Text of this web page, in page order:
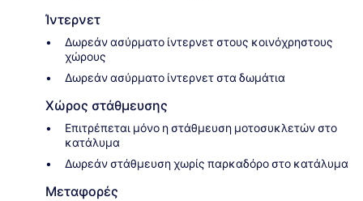
Ίντερνετ
Δωρεάν ασύρματο ίντερνετ στους κοινόχρηστους
χώρους
Δωρεάν ασύρματο ίντερνετ στα δωμάτια
Χώρος στάθμευσης
Επιτρέπεται μόνο η στάθμευση μοτοσυκλετών στο
κατάλυμα
Δωρεάν στάθμευση χωρίς παρκαδόρο στο κατάλυμα
Μεταφορές